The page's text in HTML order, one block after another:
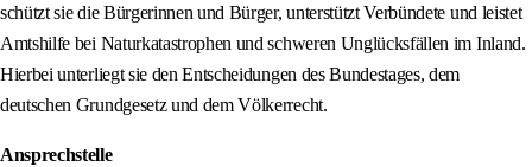
schützt sie die Bürgerinnen und Bürger, unterstützt Verbündete und leistet
Amtshilfe bei Naturkatastrophen und schweren Unglücksfällen im Inland.
Hierbei unterliegt sie den Entscheidungen des Bundestages, dem
deutschen Grundgesetz und dem Völkerrecht.
Ansprechstelle